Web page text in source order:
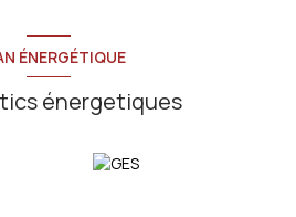
ÉNERGÉTIQUE
énergetiques